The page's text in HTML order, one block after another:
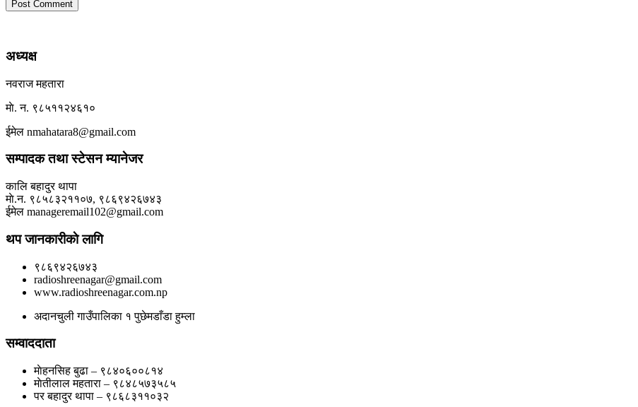
अध्यक्ष
नवराज महतारा
माे. न. ९८५११२४६१०
ईमेल nmahatara8@gmail.com
सम्पादक तथा स्टेसन म्यानेजर
कालि बहादुर थापा
माे.न. ९८५८३२११०७, ९८६९४२६७४३
ईमेल manageremail102@gmail.com
थप जानकारीकाे लागि
९८६९४२६७४३
radioshreenagar@gmail.com
www.radioshreenagar.com.np
अदानचुली गाउँपालिका १ पुछेमडाँडा हुम्ला
सम्वाददाता
माेहनसिह बुढा – ९८४०६००८१४
माेतीलाल महतारा – ९८४८५७३५८५
पर बहादुर थापा – ९८६८३११०३२